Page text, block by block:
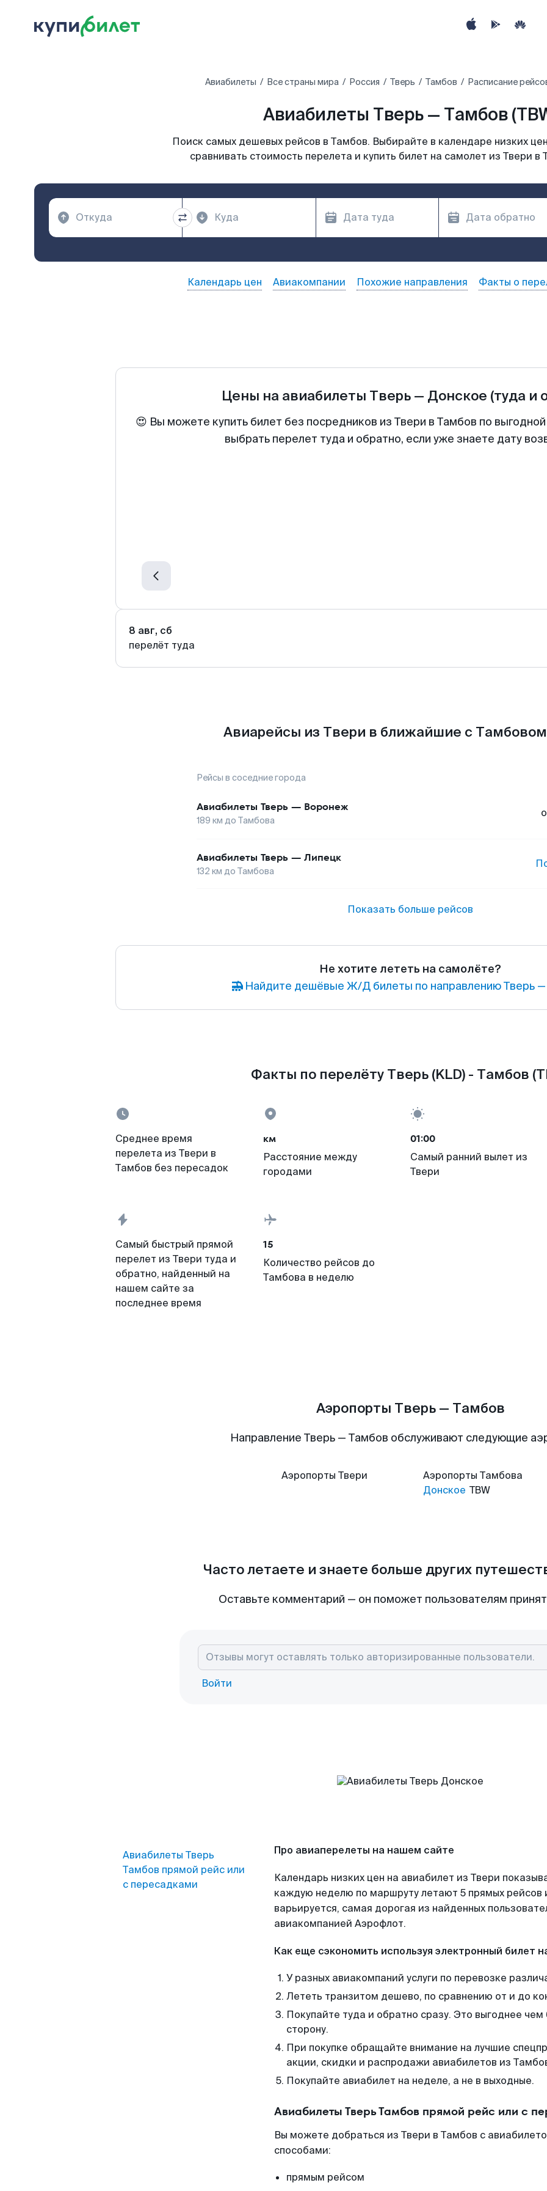
Авиабилеты Все страны мира Россия Тверь Тамбов Расписание
Авиабилеты Тверь — Тамбов
Поиск самых дешевых рейсов в Тамбов. Выбирайте в календаре низких
сравнивать стоимость перелета и купить билет на самолет из Твери в
Календарь цен Авиакомпании Похожие направления Факты о
Цены на авиабилеты Тверь— Донское (туда и
😍 Вы можете купить билет без посредников из Твери в Тамбов по
выбрать перелет туда и обратно, если уже знаете дату
8 авг, сб
перелёт туда
Авиарейсы из Твери в ближайшие с Тамбовом
Рейсы в соседние города
Авиабилеты Тверь — Воронеж
189 км до Тамбова
Авиабилеты Тверь — Липецк
132 км до Тамбова
Показать больше рейсов
Не хотите лететь на самолёте?
Найдите дешёвые Ж/Д билеты по направлению Тверь —
Факты по перелёту Тверь (KLD) - Тамбов
Среднее время
перелета из Твери в
Тамбов без пересадок
км
Расстояние между
городами
01:00
Самый ранний вылет из
Твери
Самый быстрый прямой
перелет из Твери туда и
обратно, найденный на
нашем сайте за
последнее время
15
Количество рейсов до
Тамбова в неделю
Аэропорты Тверь — Тамбов
Направление Тверь — Тамбов обслуживают следующие
Аэропорты Твери Аэропорты Тамбова
Донское TBW
Часто летаете и знаете больше других
Оставьте комментарий — он поможет пользователям
Войти
Авиабилеты Тверь
Тамбов прямой рейс или
с пересадками
Про авиаперелеты на нашем сайте
Календарь низких цен на авиабилет из Твери
каждую неделю по маршруту летают 5 прямых рейсов
варьируется, самая дорогая из найденных
авиакомпанией Аэрофлот.
Как еще сэкономить используя электронный билет
У разных авиакомпаний услуги по перевозке
Лететь транзитом дешево, по сравнению от и до
Покупайте туда и обратно сразу. Это выгоднее
сторону.
При покупке обращайте внимание на лучшие
акции, скидки и распродажи авиабилетов из
Покупайте авиабилет на неделе, а не в выходные.
Авиабилеты Тверь Тамбов прямой рейс или с
Вы можете добраться из Твери в Тамбов с
способами:
прямым рейсом